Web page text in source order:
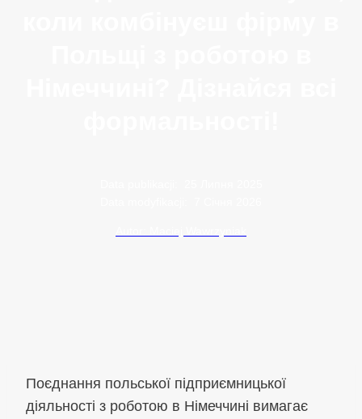
Поєднання польської підприємницької
діяльності з роботою в Німеччині вимагає